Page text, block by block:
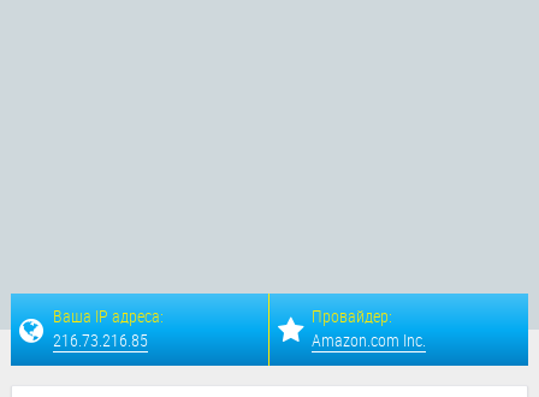
Ваша IP адреса:
216.73.216.85
Провайдер:
Amazon.com Inc.